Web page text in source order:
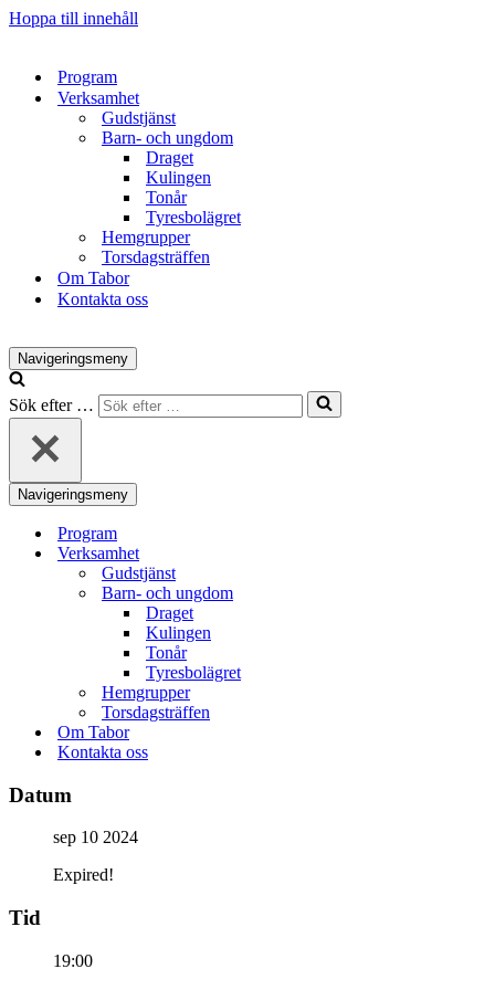
Hoppa till innehåll
Program
Verksamhet
Gudstjänst
Barn- och ungdom
Draget
Kulingen
Tonår
Tyresbolägret
Hemgrupper
Torsdagsträffen
Om Tabor
Kontakta oss
Navigeringsmeny
Sök efter …
Navigeringsmeny
Program
Verksamhet
Gudstjänst
Barn- och ungdom
Draget
Kulingen
Tonår
Tyresbolägret
Hemgrupper
Torsdagsträffen
Om Tabor
Kontakta oss
Datum
sep 10 2024
Expired!
Tid
19:00